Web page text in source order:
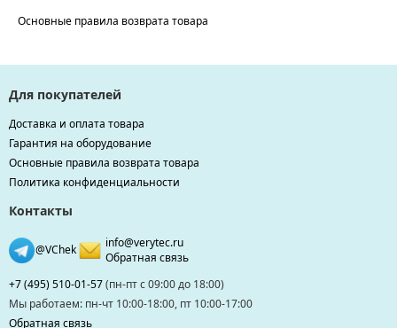
Основные правила возврата товара
Для покупателей
Доставка и оплата товара
Гарантия на оборудование
Основные правила возврата товара
Политика конфиденциальности
Контакты
@VChek
info@verytec.ru
Обратная связь
+7 (495) 510-01-57(пн-пт с 09:00 до 18:00)
Мы работаем: пн-чт 10:00-18:00, пт 10:00-17:00
Обратная связь